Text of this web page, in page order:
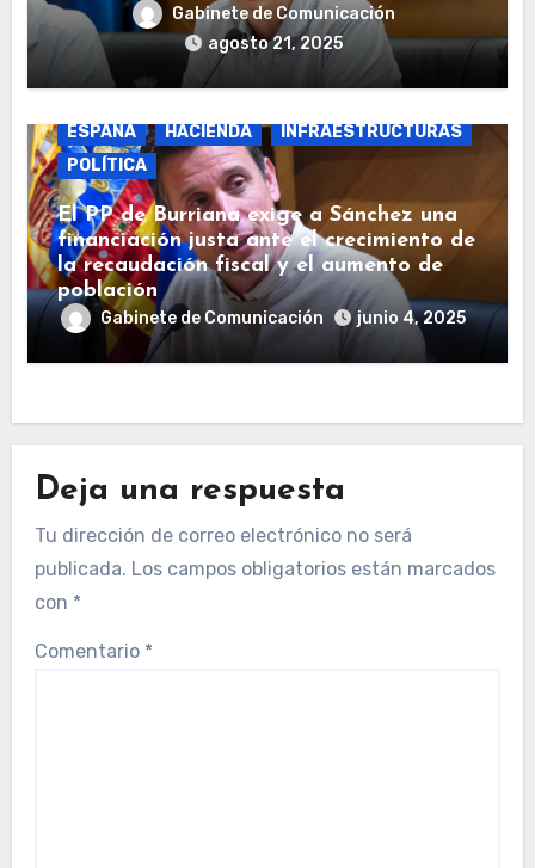
Gabinete de Comunicación
agosto 21, 2025
ESPAÑA
HACIENDA
INFRAESTRUCTURAS
POLÍTICA
El PP de Burriana exige a Sánchez una
financiación justa ante el crecimiento de
la recaudación fiscal y el aumento de
población
Gabinete de Comunicación junio 4, 2025
Deja una respuesta
Tu dirección de correo electrónico no será
publicada. Los campos obligatorios están marcados
con *
Comentario *